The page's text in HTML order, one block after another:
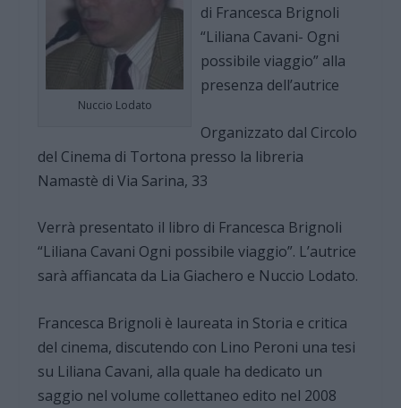
Nuccio Lodato
di Francesca Brignoli
“Liliana Cavani- Ogni
possibile viaggio” alla
presenza dell’autrice
Organizzato dal Circolo
del Cinema di Tortona presso la libreria
Namastè di Via Sarina, 33
Verrà presentato il libro di Francesca Brignoli
“Liliana Cavani Ogni possibile viaggio”. L’autrice
sarà affiancata da Lia Giachero e Nuccio Lodato.
Francesca Brignoli è laureata in Storia e critica
del cinema, discutendo con Lino Peroni una tesi
su Liliana Cavani, alla quale ha dedicato un
saggio nel volume collettaneo edito nel 2008